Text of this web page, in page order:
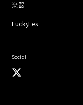
楽器
LuckyFes
Social